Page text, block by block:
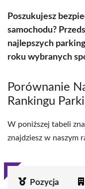
Poszukujesz
samochodu?
najlepszych
roku wybranych
Porównanie
Rankingu
W poniższej tabeli
znajdziesz w naszym
Pozycja